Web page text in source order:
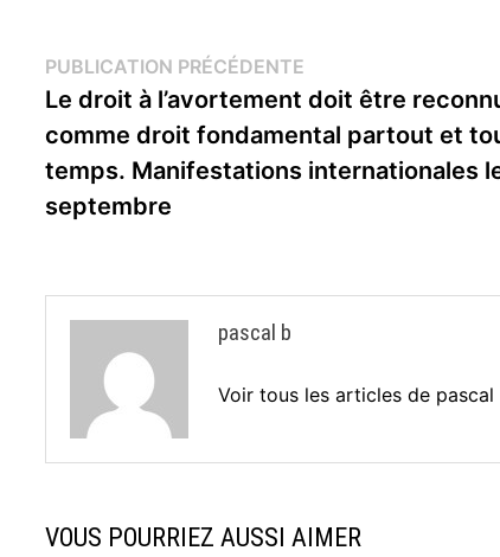
Navigation
de
l’article
PUBLICATION PRÉCÉDENTE
précédente :
Le droit à l’avortement doit être
comme droit fondamental partout et
temps. Manifestations internationales
septembre
pascal b
Voir tous les articles de
VOUS POURRIEZ AUSSI AIMER